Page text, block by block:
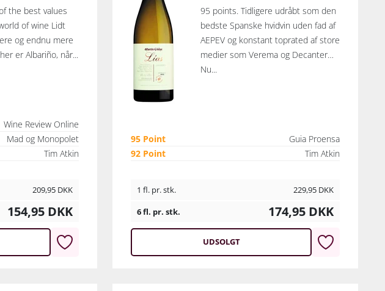
the best values
of wine Lidt
og endnu mere
er Albariño, når...
Wine Review Online
Mad og Monopolet
Tim Atkin
209,95 DKK
154,95 DKK
95 points. Tidligere udråbt som den
bedste Spanske hvidvin uden fad af
AEPEV og konstant toprated af store
medier som Verema og Decanter…
Nu...
95 Point
Guia Proensa
92 Point
Tim Atkin
1 fl. pr. stk. 229,95 DKK
6 fl. pr. stk.
174,95 DKK
UDSOLGT